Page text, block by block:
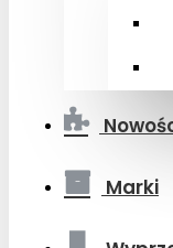
Marki